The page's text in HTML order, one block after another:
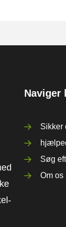
Naviger
Sikker
Søg
Om os